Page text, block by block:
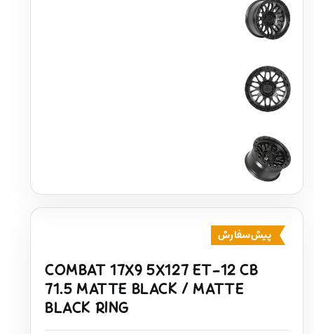
پیش‌سفارش
COMBAT 17X9 5X127 ET-12 CB
71.5 MATTE BLACK / MATTE
BLACK RING